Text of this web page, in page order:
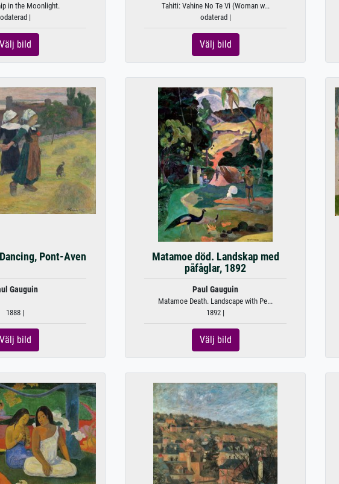
in the Moonlight.
odaterad |
Välj bild
Tahiti: Vahine No Te Vi (Woman w...
odaterad |
Välj bild
Pont-Aven
Gauguin
1888 |
Välj bild
Matamoe död. Landskap med
påfåglar, 1892
Paul Gauguin
Matamoe Death. Landscape with Pe...
1892 |
Välj bild